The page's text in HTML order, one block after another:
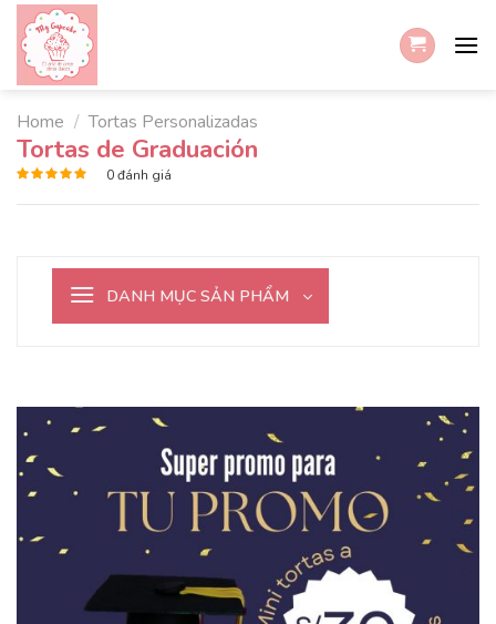
Skip
content
Home / Tortas Personalizadas
Tortas de Graduación
Rated5
0đánh giá
DANH MỤC SẢN PHẨM